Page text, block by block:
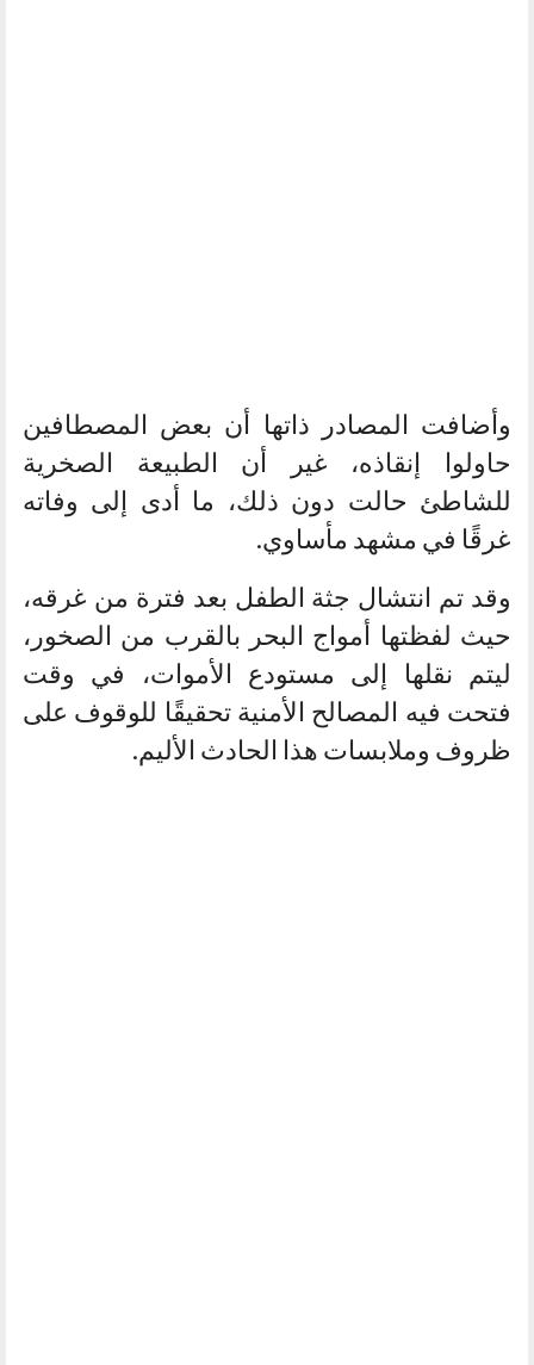
وأضافت المصادر ذاتها أن بعض المصطافين
حاولوا إنقاذه، غير أن الطبيعة الصخرية
للشاطئ حالت دون ذلك، ما أدى إلى وفاته
غرقًا في مشهد مأساوي.
وقد تم انتشال جثة الطفل بعد فترة من غرقه،
حيث لفظتها أمواج البحر بالقرب من الصخور،
ليتم نقلها إلى مستودع الأموات، في وقت
فتحت فيه المصالح الأمنية تحقيقًا للوقوف على
ظروف وملابسات هذا الحادث الأليم.